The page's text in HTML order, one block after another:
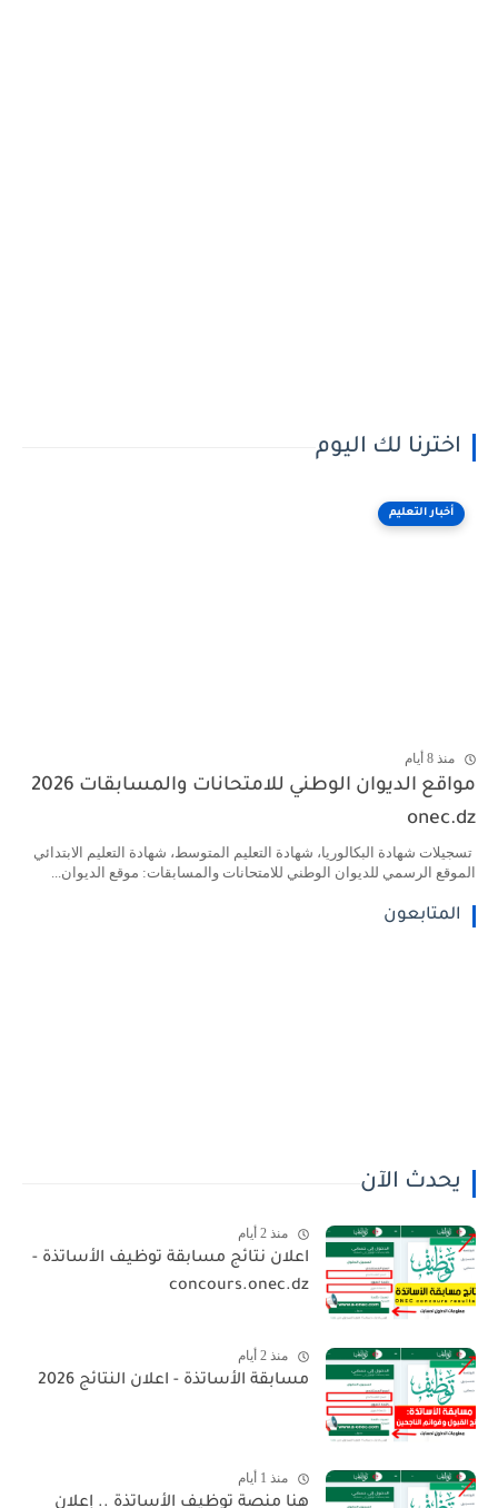
اخترنا لك اليوم
أخبار التعليم
منذ 8 أيام
مواقع الديوان الوطني للامتحانات والمسابقات 2026
onec.dz
تسجيلات شهادة البكالوريا، شهادة التعليم المتوسط، شهادة التعليم الابتدائي
الموقع الرسمي للديوان الوطني للامتحانات والمسابقات: موقع الديوان...
المتابعون
يحدث الآن
منذ 2 أيام
اعلان نتائج مسابقة توظيف الأساتذة -
concours.onec.dz
منذ 2 أيام
مسابقة الأساتذة - اعلان النتائج 2026
منذ 1 أيام
هنا منصة توظيف الأساتذة .. إعلان